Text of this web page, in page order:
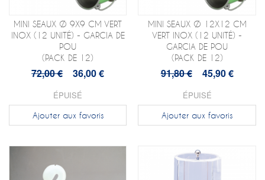
MINI SEAUX Ø 9X9 CM VERT
INOX (12 UNITÉ) - GARCIA DE
POU
(PACK DE 12)
72,00 € 36,00 €
ÉPUISÉ
Ajouter aux favoris
MINI SEAUX Ø 12X12 CM
VERT INOX (12 UNITÉ) -
GARCIA DE POU
(PACK DE 12)
91,80 € 45,90 €
ÉPUISÉ
Ajouter aux favoris